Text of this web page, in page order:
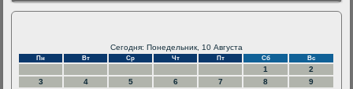
Сегодня: Понедельник, 10 Августа
Пн Вт Ср Чт Пт Сб Вс
1
2
3
4 5 6 7 8
9